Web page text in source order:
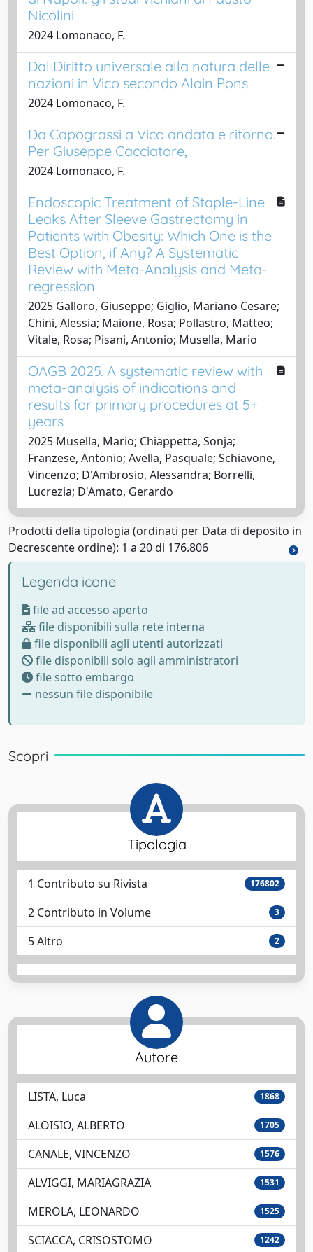
Nicolini
2024 Lomonaco, F.
Dal Diritto universale alla natura delle
nazioni in Vico secondo Alain Pons
2024 Lomonaco, F.
Da Capograssi a Vico andata e ritorno.
Per Giuseppe Cacciatore,
2024 Lomonaco, F.
Endoscopic Treatment of Staple-Line
Leaks After Sleeve Gastrectomy in
Patients with Obesity: Which One is the
Best Option, if Any? A Systematic
Review with Meta-Analysis and Meta-
regression
2025 Galloro, Giuseppe; Giglio, Mariano Cesare;
Chini, Alessia; Maione, Rosa; Pollastro, Matteo;
Vitale, Rosa; Pisani, Antonio; Musella, Mario
OAGB 2025. A systematic review with
meta-analysis of indications and
results for primary procedures at 5+
years
2025 Musella, Mario; Chiappetta, Sonja;
Franzese, Antonio; Avella, Pasquale; Schiavone,
Vincenzo; D'Ambrosio, Alessandra; Borrelli,
Lucrezia; D'Amato, Gerardo
Prodotti della tipologia (ordinati per Data di deposito in
Decrescente ordine): 1 a 20 di 176.806
Legenda icone
file ad accesso aperto
file disponibili sulla rete interna
file disponibili agli utenti autorizzati
file disponibili solo agli amministratori
file sotto embargo
nessun file disponibile
Scopri
Tipologia
1 Contributo su Rivista 176802
2 Contributo in Volume 3
5 Altro 2
Autore
LISTA, Luca 1868
ALOISIO, ALBERTO 1705
CANALE, VINCENZO 1576
ALVIGGI, MARIAGRAZIA 1531
MEROLA, LEONARDO 1525
SCIACCA, CRISOSTOMO 1242